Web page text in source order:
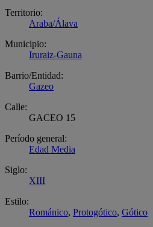
Territorio:
Araba/Álava
Municipio:
Iruraiz-Gauna
Barrio/Entidad:
Gazeo
Calle:
GACEO 15
Período general:
Edad Media
Siglo:
XIII
Estilo:
Románico, Protogótico, Gótico